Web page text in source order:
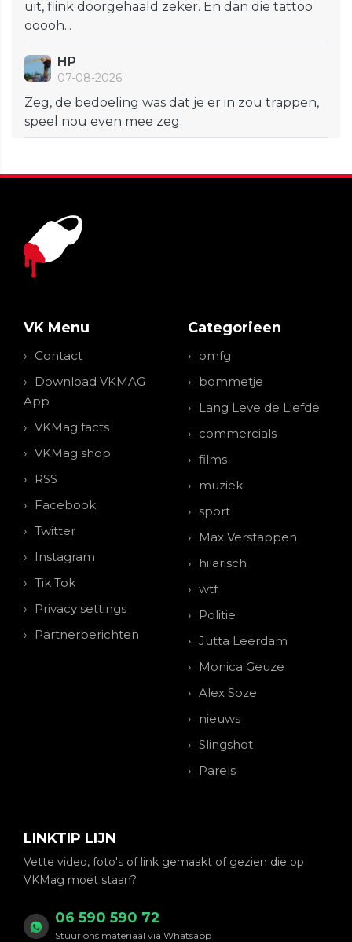
uit, flink doorgehaald zeker. En dan die tattoo
ooooh...
HP
07-08-2026
Zeg, de bedoeling was dat je er in zou trappen,
speel nou even mee zeg.
VK Menu
Contact
Download VKMAG
App
VKMag facts
VKMag shop
RSS
Facebook
Twitter
Instagram
Tik Tok
Privacy settings
Partnerberichten
Categorieen
omfg
bommetje
Lang Leve de Liefde
commercials
films
muziek
sport
Max Verstappen
hilarisch
wtf
Politie
Jutta Leerdam
Monica Geuze
Alex Soze
nieuws
Slingshot
Parels
LINKTIP LIJN
Vette video, foto's of link gemaakt of gezien die op
VKMag moet staan?
06 590 590 72
Stuur ons materiaal via Whatsapp